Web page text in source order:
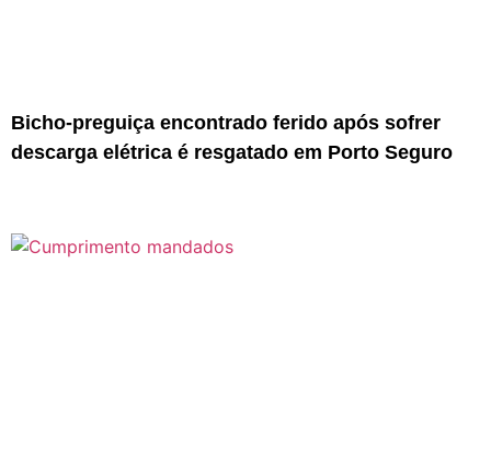
Bicho-preguiça encontrado ferido após sofrer
descarga elétrica é resgatado em Porto Seguro